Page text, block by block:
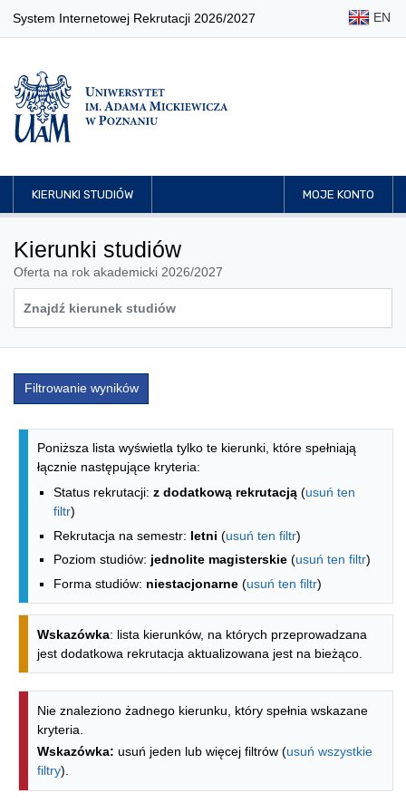
System Internetowej Rekrutacji 2026/2027 EN
KIERUNKI STUDIÓW MOJE KONTO
Kierunki studiów
Oferta na rok akademicki 2026/2027
Filtrowanie wyników
Lista kierunków - spis według
Poniższa lista wyświetla tylko te kierunki, które spełniają
łącznie następujące kryteria:
Status rekrutacji: z dodatkową rekrutacją (usuń ten
filtr)
Rekrutacja na semestr: letni (usuń ten filtr)
Poziom studiów: jednolite magisterskie (usuń ten filtr)
Forma studiów: niestacjonarne (usuń ten filtr)
Wskazówka: lista kierunków, na których przeprowadzana
jest dodatkowa rekrutacja aktualizowana jest na bieżąco.
Nie znaleziono żadnego kierunku, który spełnia wskazane
kryteria.
Wskazówka: usuń jeden lub więcej filtrów (usuń wszystkie
filtry).